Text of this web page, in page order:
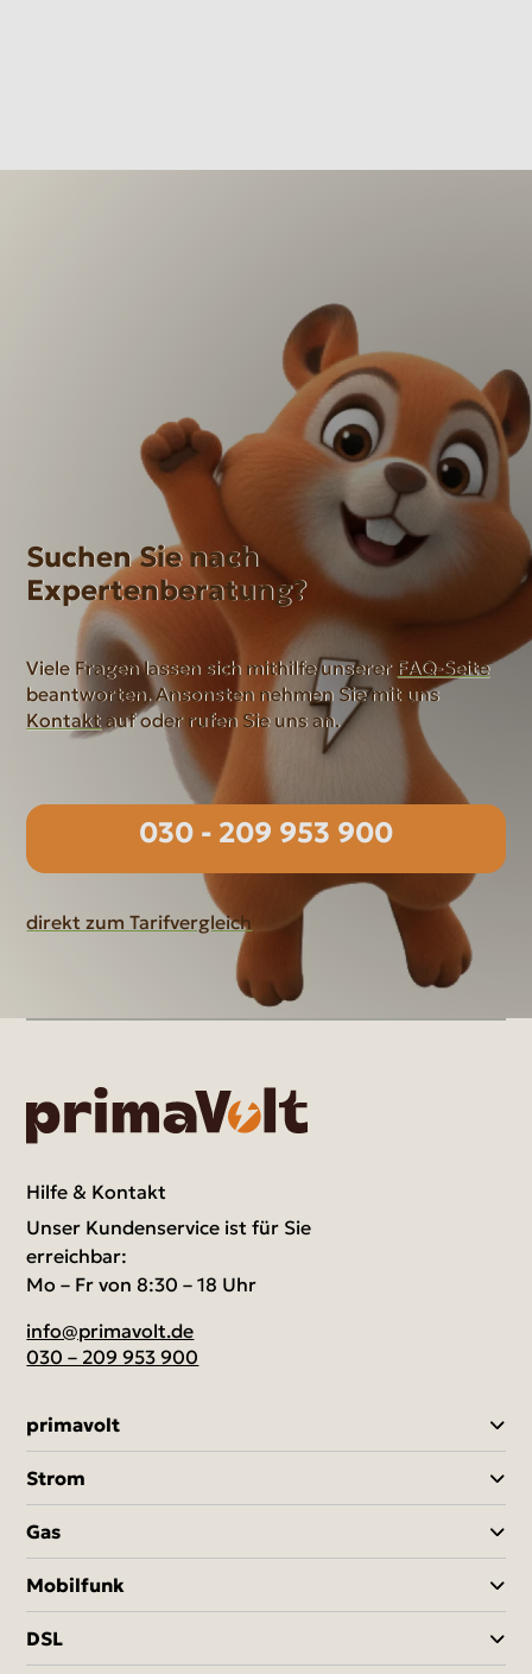
Suchen Sie nach
Expertenberatung?
Viele Fragen lassen sich mithilfe unserer FAQ-Seite
beantworten. Ansonsten nehmen Sie mit uns
Kontakt auf oder rufen Sie uns an.
030 - 209 953 900
direkt zum Tarifvergleich
Hilfe & Kontakt
Unser Kundenservice ist für Sie
erreichbar:
Mo – Fr von 8:30 – 18 Uhr
info@primavolt.de
030 – 209 953 900
primavolt
Strom
Gas
Mobilfunk
DSL